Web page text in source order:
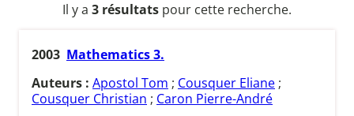
Il y a 3 résultats pour cette recherche.
2003 Mathematics 3.
Auteurs : Apostol Tom ; Cousquer Eliane ;
Cousquer Christian ; Caron Pierre-André